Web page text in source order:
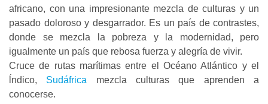
africano, con una impresionante mezcla de culturas y un
pasado doloroso y desgarrador. Es un país de contrastes,
donde se mezcla la pobreza y la modernidad, pero
igualmente un país que rebosa fuerza y alegría de vivir.
Cruce de rutas marítimas entre el Océano Atlántico y el
ĺndico, Sudáfrica mezcla culturas que aprenden a
conocerse.